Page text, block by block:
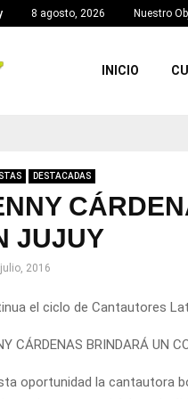
8 agosto, 2026 Nuestro
INICIO
DESTACADAS
JUJUY
2016
el ciclo de Cantautores
CÁRDENAS BRINDARÁ UN
oportunidad la cantautora